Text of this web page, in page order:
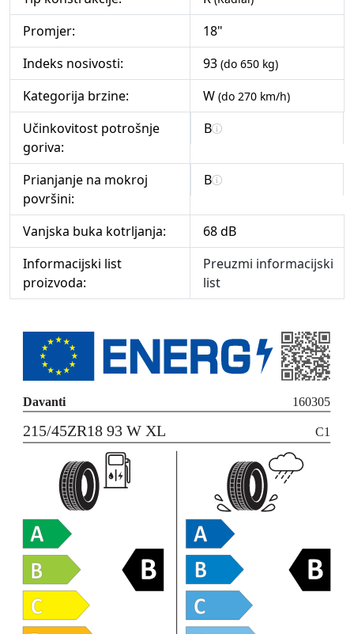
Promjer:
18"
Indeks nosivosti:
93 (do 650 kg)
Kategorija brzine: W (do 270 km/h)
Učinkovitost potrošnje
goriva:
B
Prianjanje na mokroj
površini:
B
Vanjska buka kotrljanja:
68 dB
Informacijski list
proizvoda:
Preuzmi informacijski
list